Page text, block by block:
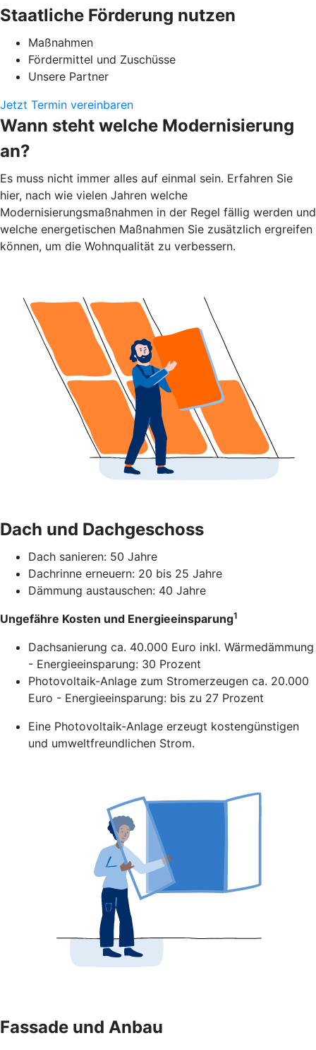
Staatliche Förderung nutzen
Maßnahmen
Fördermittel und Zuschüsse
Unsere Partner
Jetzt Termin vereinbaren
Wann steht welche Modernisierung
an?
Es muss nicht immer alles auf einmal sein. Erfahren Sie
hier, nach wie vielen Jahren welche
Modernisierungsmaßnahmen in der Regel fällig werden und
welche energetischen Maßnahmen Sie zusätzlich ergreifen
können, um die Wohnqualität zu verbessern.
Dach und Dachgeschoss
Dach sanieren: 50 Jahre
Dachrinne erneuern: 20 bis 25 Jahre
Dämmung austauschen: 40 Jahre
Ungefähre Kosten und Energieeinsparung1
Dachsanierung ca. 40.000 Euro inkl. Wärmedämmung
- Energieeinsparung: 30 Prozent
Photovoltaik-Anlage zum Stromerzeugen ca. 20.000
Euro - Energieeinsparung: bis zu 27 Prozent
Eine Photovoltaik-Anlage erzeugt kostengünstigen
und umweltfreundlichen Strom.
Fassade und Anbau